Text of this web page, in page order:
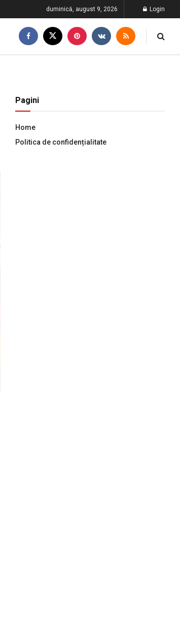
duminică, august 9, 2026 Login
Pagini
Home
Politica de confidențialitate